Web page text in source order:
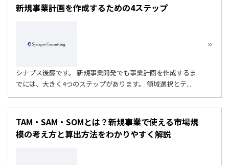
新規事業計画を作成するための4ステップ
シナプス後藤です。 新規事業開発でも事業計画を作成するま
でには、大きく4つのステップがあります。 領域選択とテ...
TAM・SAM・SOMとは？新規事業で使える市場規
模の考え方と算出方法をわかりやすく解説